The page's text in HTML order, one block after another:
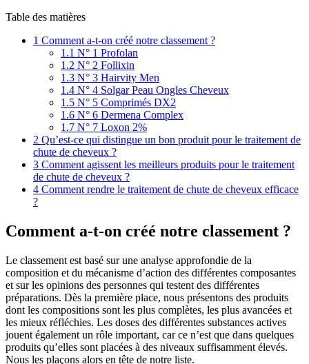
Table des matières
1 Comment a-t-on créé notre classement ?
1.1 N° 1 Profolan
1.2 N° 2 Follixin
1.3 N° 3 Hairvity Men
1.4 N° 4 Solgar Peau Ongles Cheveux
1.5 N° 5 Comprimés DX2
1.6 N° 6 Dermena Complex
1.7 N° 7 Loxon 2%
2 Qu’est-ce qui distingue un bon produit pour le traitement de
chute de cheveux ?
3 Comment agissent les meilleurs produits pour le traitement
de chute de cheveux ?
4 Comment rendre le traitement de chute de cheveux efficace
?
Comment a-t-on créé notre classement ?
Le classement est basé sur une analyse approfondie de la
composition et du mécanisme d’action des différentes composantes
et sur les opinions des personnes qui testent des différentes
préparations. Dès la première place, nous présentons des produits
dont les compositions sont les plus complètes, les plus avancées et
les mieux réfléchies. Les doses des différentes substances actives
jouent également un rôle important, car ce n’est que dans quelques
produits qu’elles sont placées à des niveaux suffisamment élevés.
Nous les plaçons alors en tête de notre liste.